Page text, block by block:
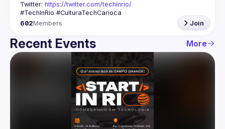
Twitter: https://twitter.com/techinrio/
602Members Join
Recent Events More